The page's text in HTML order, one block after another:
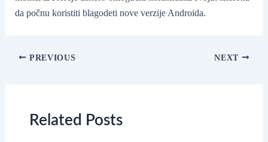
da počnu koristiti blagodeti nove verzije Androida.
Post
PREVIOUS NEXT
Related Posts